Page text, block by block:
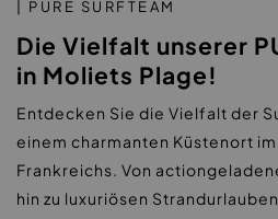
| PURE SURFTEAM
Die Vielfalt unserer
in Moliets Plage!
Entdecken Sie die Vielfalt der
einem charmanten Küstenort
Frankreichs. Von
hin zu luxuriösen